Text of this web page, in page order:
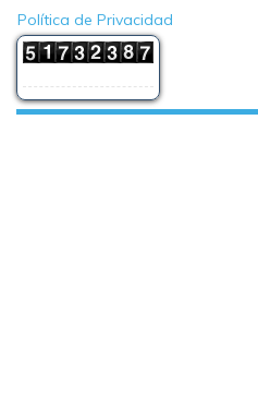
Política de Privacidad